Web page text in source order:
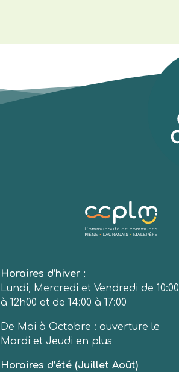
Horaires d’hiver :
Lundi, Mercredi et Vendredi de 10:00
à 12h00 et de 14:00 à 17:00
De Mai à Octobre : ouverture le
Mardi et Jeudi en plus
Horaires d’été (Juillet Août)